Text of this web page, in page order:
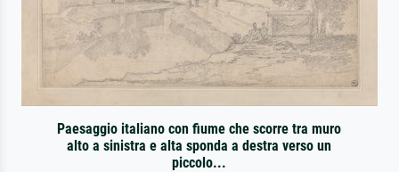
Paesaggio italiano con fiume che scorre tra muro
alto a sinistra e alta sponda a destra verso un
piccolo...